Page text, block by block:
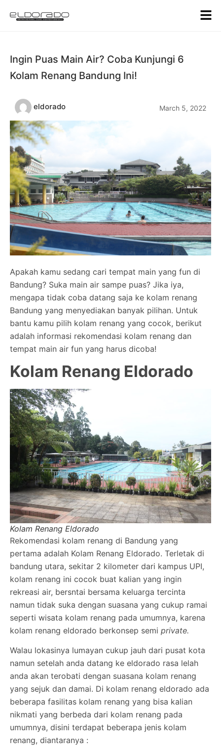
Ingin Puas Main Air? Coba Kunjungi 6
Kolam Renang Bandung Ini!
eldorado March 5, 2022
Apakah kamu sedang cari tempat main yang fun di
Bandung? Suka main air sampe puas? Jika iya,
mengapa tidak coba datang saja ke kolam renang
Bandung yang menyediakan banyak pilihan. Untuk
bantu kamu pilih kolam renang yang cocok, berikut
adalah informasi rekomendasi kolam renang dan
tempat main air fun yang harus dicoba!
Kolam Renang Eldorado
Kolam Renang Eldorado
Rekomendasi kolam renang di Bandung yang
pertama adalah Kolam Renang Eldorado. Terletak di
bandung utara, sekitar 2 kilometer dari kampus UPI,
kolam renang ini cocok buat kalian yang ingin
rekreasi air, bersntai bersama keluarga tercinta
namun tidak suka dengan suasana yang cukup ramai
seperti wisata kolam renang pada umumnya, karena
kolam renang eldorado berkonsep semi private.
Walau lokasinya lumayan cukup jauh dari pusat kota
namun setelah anda datang ke eldorado rasa lelah
anda akan terobati dengan suasana kolam renang
yang sejuk dan damai. Di kolam renang eldorado ada
beberapa fasilitas kolam renang yang bisa kalian
nikmati yang berbeda dari kolam renang pada
umumnya, disini terdapat beberapa jenis kolam
renang, diantaranya :